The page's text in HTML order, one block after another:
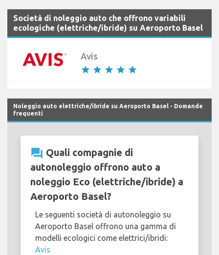
Società di noleggio auto che offrono variabili
ecologiche (elettriche/ibride) su Aeroporto Basel
Avis
star star star star star
Noleggio auto elettriche/ibride su Aeroporto Basel - Domande
frequenti
question_answer Quali compagnie di
autonoleggio offrono auto a
noleggio Eco (elettriche/ibride) a
Aeroporto Basel?
Le seguenti società di autonoleggio su
Aeroporto Basel offrono una gamma di
modelli ecologici come elettrici/ibridi:
Avis